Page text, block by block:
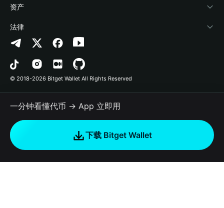
帮助中心
联系我们
品牌资源
工作机会
Crypto Swap API
山寨季指数
预测市场
DApp
RWA
如何购买加密货币
Bitget Wallet Pay
合作上架
安全防护技术
快捷买币
授权检测
合约检测
批量转账
资产
Arbitrum
Avalanche
Bitcoin
Polygon
法律
隐私协议
用户使用协议
© 2018-2026 Bitget Wallet All Rights Reserved
一分钟看懂代币 → App 立即用
下载 Bitget Wallet